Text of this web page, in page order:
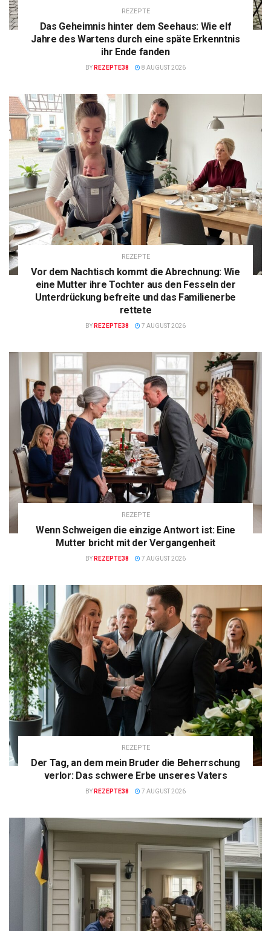
REZEPTE
Das Geheimnis hinter dem Seehaus: Wie elf
Jahre des Wartens durch eine späte Erkenntnis
ihr Ende fanden
BY REZEPTE38 8 AUGUST 2026
REZEPTE
Vor dem Nachtisch kommt die Abrechnung: Wie
eine Mutter ihre Tochter aus den Fesseln der
Unterdrückung befreite und das Familienerbe
rettete
BY REZEPTE38 7 AUGUST 2026
REZEPTE
Wenn Schweigen die einzige Antwort ist: Eine
Mutter bricht mit der Vergangenheit
BY REZEPTE38 7 AUGUST 2026
REZEPTE
Der Tag, an dem mein Bruder die Beherrschung
verlor: Das schwere Erbe unseres Vaters
BY REZEPTE38 7 AUGUST 2026